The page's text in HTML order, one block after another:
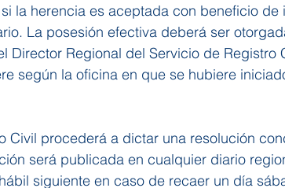
la herencia es aceptada con beneficio de
La posesión efectiva deberá ser
Director Regional del Servicio de Registro
según la oficina en que se hubiere
Civil procederá a dictar una resolución
será publicada en cualquier diario
siguiente en caso de recaer un día